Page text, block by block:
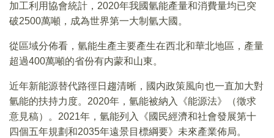
加工利用協會統計，2020年我國氫能產量和消費量均已突
破2500萬噸，成為世界第一大制氫大國。
從區域分佈看，氫能生產主要產生在西北和華北地區，產量
超過400萬噸的省份有内蒙和山東。
近年新能源替代路徑日趨清晰，國内政策風向也一直加大對
氫能的扶持力度。2020年，氫能被納入《能源法》（徵求
意見稿）。2021年，氫能列入《國民經濟和社會發展第十
四個五年規劃和2035年遠景目標綱要》未來產業佈局。